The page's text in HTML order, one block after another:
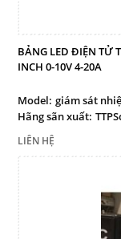
BẢNG LED ĐIỆN TỬ
INCH 0-10V 4-20A
Model: giám sát
Hãng sãn xuất:
LIÊN HỆ